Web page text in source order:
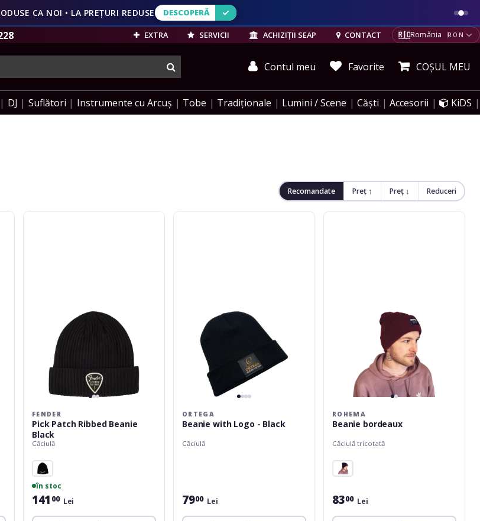
VEZI OFERTELE
CA NOI • LA PREȚURI REDUSE DESCOPERĂ
DESCOPERĂ
EXTRA SERVICII ACHIZIȚII SEAP CONTACT 🇷🇴România RON
Contul meu Favorite COȘUL MEU
DJ Suflători Instrumente cu Arcuș Tobe Tradiționale Lumini / Scene Căști Accesorii KiDS
Recomandate Preț ↑ Preț ↓ Reduceri
Fender
FENDER
Pick Patch Ribbed Beanie
Black
Căciulă
în stoc
141 00 Lei
Ortega
ORTEGA
Beanie with Logo - Black
Căciulă
7900 Lei
Rohema
ROHEMA
Beanie bordeaux
Căciulă tricotată
8300 Lei